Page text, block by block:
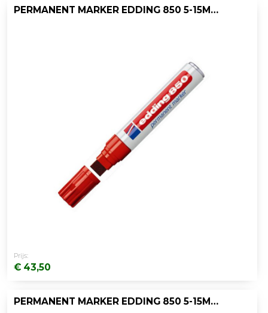
PERMANENT MARKER EDDING 850 5-15MM RD/D5
Prijs:
€ 43,50
PERMANENT MARKER EDDING 850 5-15MM ZW/D5